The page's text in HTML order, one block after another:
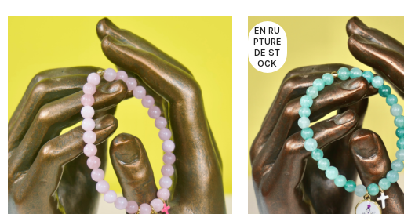
EN RU
PTURE
DE ST
OCK